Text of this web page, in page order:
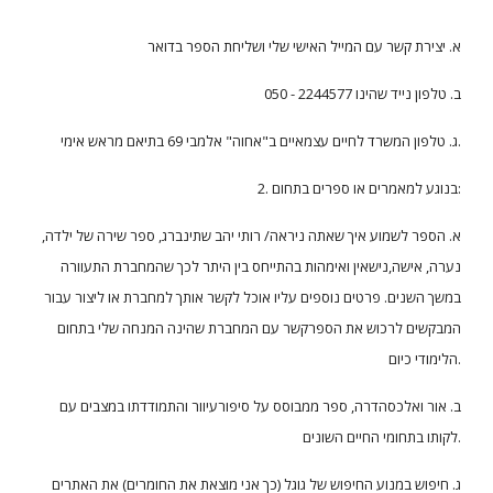
א. יצירת קשר עם המייל האישי שלי ושליחת הספר בדואר
ב. טלפון נייד שהינו 2244577 - 050
ג. טלפון המשרד לחיים עצמאיים ב"אחוה" אלמבי 69 בתיאם מראש אימי.
2. בנוגע למאמרים או ספרים בתחום:
א. הספר לשמוע איך שאתה ניראה/ רותי יהב שתינברג, ספר שירה של ילדה,
נערה, אישה,נישאין ואימהות בהתייחס בין היתר לכך שהמחברת התעוורה
במשך השנים. פרטים נוספים עליו אוכל לקשר אותך למחברת או ליצור עבור
המבקשים לרכוש את הספרקשר עם המחברת שהינה המנחה שלי בתחום
הלימודי כיום.
ב. אור ואלכסהדרה, ספר ממבוסס על סיפורעיוור והתמודדתו במצבים עם
לקותו בתחומי החיים השונים.
ג. חיפוש במנוע החיפוש של גוגל (כך אני מוצאת את החומרים) את האתרים